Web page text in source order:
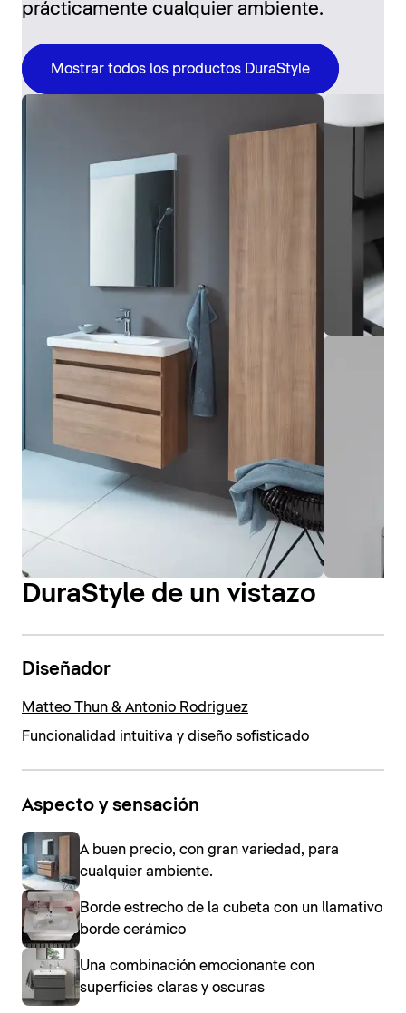
prácticamente cualquier ambiente.
Mostrar todos los productos DuraStyle
DuraStyle de un vistazo
Diseñador
Matteo Thun & Antonio Rodriguez
Funcionalidad intuitiva y diseño sofisticado
Aspecto y sensación
A buen precio, con gran variedad, para
cualquier ambiente.
Borde estrecho de la cubeta con un llamativo
borde cerámico
Una combinación emocionante con
superficies claras y oscuras